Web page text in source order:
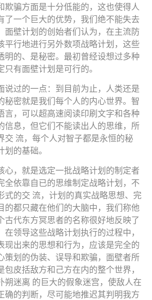
欺骗方面是十分低能的，这也使得人
了一个巨大的优势，我们绝不能失去
面壁计划的创始者们认为，在主流防
平行地进行另外数项战略计划，这些
明的、是秘密。最初曾经设想过多种
只有面壁计划是可行的。
说过的一点：到目前为止，人类还是
秘密就是我们每个人的内心世界。智
言，可以超高速阅读印刷文字和各种
信息，但它们不能读出人的思维，所
交 流，每个人对智子都是永恒的秘
的基础。
心，就是选定一批战略计划的制定者
全依靠自已的思维制定战略计划，不
式的交 流，计划的真实战略思想、完
的都只藏在他们的大脑中，我们称他
古代东方冥思者的名称很好地反映了
在领导这些战略计划执行的过程中，
现出来的思想和行为，应该是完全的
策划的伪装、误导和欺骗，面壁者所
包皮括敌方和己方在内的整个世界，
朔迷离 的巨大的假象迷宫，使敌人在
确的判断，尽可能地推迟其判明我方